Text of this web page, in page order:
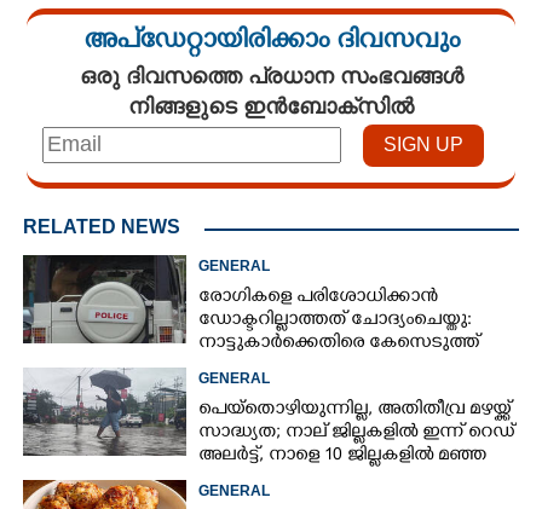
അപ്ഡേറ്റായിരിക്കാം ദിവസവും
ഒരു ദിവസത്തെ പ്രധാന സംഭവങ്ങൾ
നിങ്ങളുടെ ഇൻബോക്സിൽ
RELATED NEWS
GENERAL
രോഗികളെ പരിശോധിക്കാൻ
ഡോക്ടറില്ലാത്തത് ചോദ്യംചെയ്തു:
നാട്ടുകാർക്കെതിരെ കേസെടുത്ത്
GENERAL
പെയ്തൊഴിയുന്നില്ല, അതിതീവ്ര മഴയ്ക്ക്
സാദ്ധ്യത;​ നാല് ജില്ലകളിൽ ഇന്ന് റെഡ്
അലർട്ട്,​ നാളെ 10 ജില്ലകളിൽ മഞ്ഞ
GENERAL